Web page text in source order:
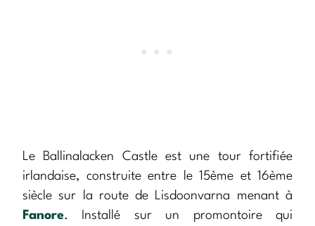
Le Ballinalacken Castle est une tour fortifiée
irlandaise, construite entre le 15ème et 16ème
siècle sur la route de Lisdoonvarna menant à
Fanore. Installé sur un promontoire qui